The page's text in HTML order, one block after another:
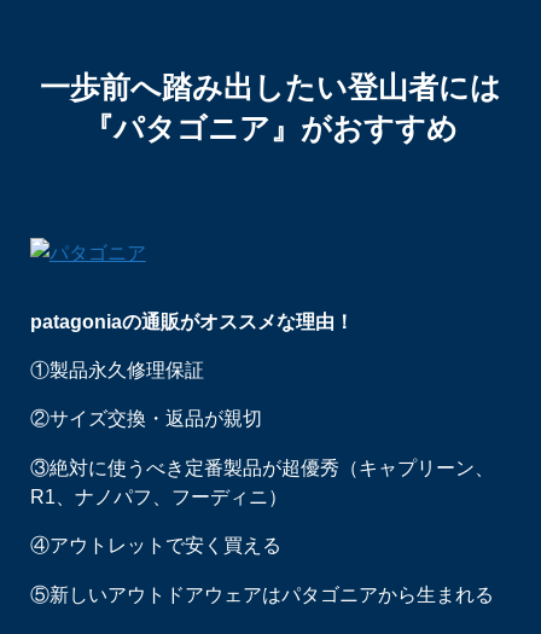
一歩前へ踏み出したい登山者には
『パタゴニア』がおすすめ
patagoniaの通販がオススメな理由！
①製品永久修理保証
②サイズ交換・返品が親切
③絶対に使うべき定番製品が超優秀（キャプリーン、
R1、ナノパフ、フーディニ）
④アウトレットで安く買える
⑤新しいアウトドアウェアはパタゴニアから生まれる